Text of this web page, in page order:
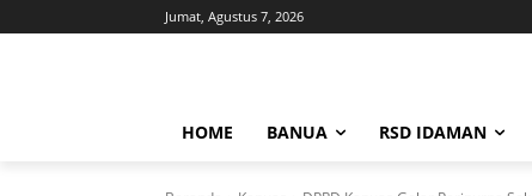
Jumat, Agustus 7, 2026
HOME BANUA RSD IDAMAN